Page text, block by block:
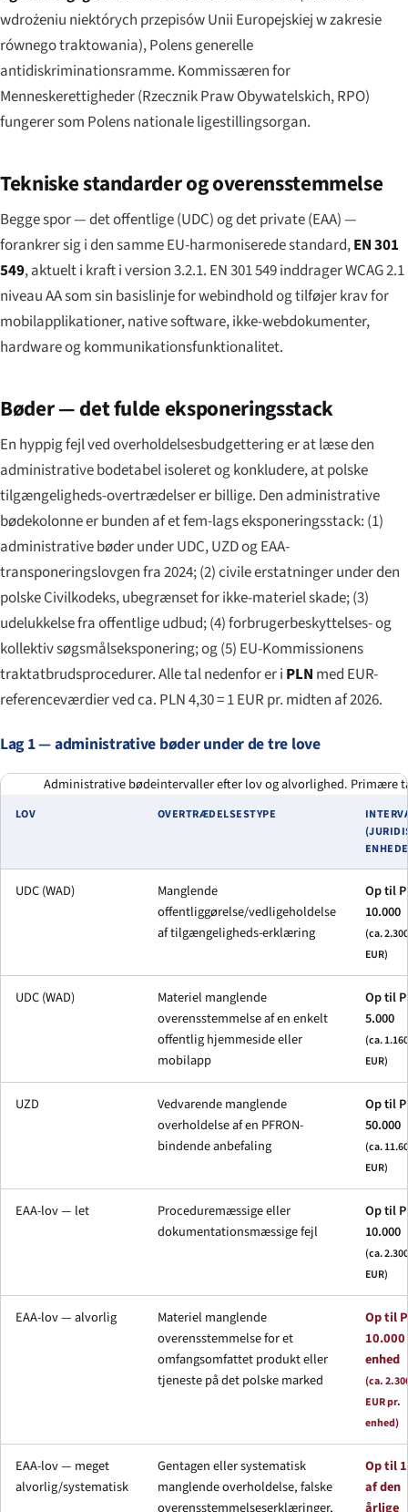
wdrożeniu niektórych przepisów Unii Europejskiej w zakresie
równego traktowania), Polens generelle
antidiskriminationsramme. Kommissæren for
Menneskerettigheder (Rzecznik Praw Obywatelskich, RPO)
fungerer som Polens nationale ligestillingsorgan.
Tekniske standarder og overensstemmelse
Begge spor — det offentlige (UDC) og det private (EAA) —
forankrer sig i den samme EU-harmoniserede standard,EN 301
549, aktuelt i kraft i version 3.2.1. EN 301 549 inddrager WCAG 2.1
niveau AA som sin basislinje for webindhold og tilføjer krav for
mobilapplikationer, native software, ikke-webdokumenter,
hardware og kommunikationsfunktionalitet.
Bøder — det fulde eksponeringsstack
En hyppig fejl ved overholdelsesbudgettering er at læse den
administrative bodetabel isoleret og konkludere, at polske
tilgængeligheds-overtrædelser er billige. Den administrative
bødekolonne er bunden af et fem-lags eksponeringsstack: (1)
administrative bøder under UDC, UZD og EAA-
transponeringslovgen fra 2024; (2) civile erstatninger under den
polske Civilkodeks, ubegrænset for ikke-materiel skade; (3)
udelukkelse fra offentlige udbud; (4) forbrugerbeskyttelses- og
kollektiv søgsmålseksponering; og (5) EU-Kommissionens
traktatbrudsprocedurer. Alle tal nedenfor er i PLN med EUR-
referenceværdier ved ca. PLN 4,30 = 1 EUR pr. midten af 2026.
Lag 1 — administrative bøder under de tre love
Administrative bødeintervaller efter lov og alvorlighed. Primære
LOV OVERTRÆDELSESTYPE
UDC (WAD)
Manglende
offentliggørelse/vedligeholdelse
af tilgængeligheds-erklæring
Op til
10.000
(ca. 2.300
EUR)
UDC (WAD)
Materiel manglende
overensstemmelse af en enkelt
offentlig hjemmeside eller
mobilapp
Op til
5.000
(ca. 1.160
EUR)
UZD
Vedvarende manglende
overholdelse af en PFRON-
bindende anbefaling
Op til
50.000
(ca.
EUR)
EAA-lov — let
Proceduremæssige eller
dokumentationsmæssige fejl
Op til
10.000
(ca. 2.300
EUR)
EAA-lov — alvorlig
Materiel manglende
overensstemmelse for et
omfangsomfattet produkt eller
tjeneste på det polske marked
Op til
enhed
(ca.
EUR pr.
enhed)
EAA-lov — meget
alvorlig/systematisk
Gentagen eller systematisk
manglende overholdelse, falske
overensstemmelseserklæringer,
Op til
af den
årlige